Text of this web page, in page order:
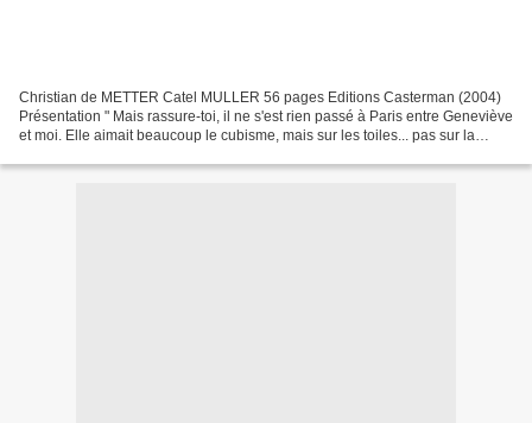
Christian de METTER Catel MULLER 56 pages Editions Casterman (2004)
Présentation " Mais rassure-toi, il ne s'est rien passé à Paris entre Geneviève
et moi. Elle aimait beaucoup le cubisme, mais sur les toiles... pas sur la